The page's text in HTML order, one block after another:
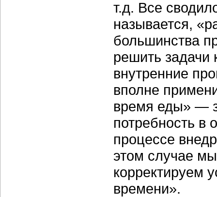
т.д. Все
называется,
большинства
решить задачи
внутренние
вполне
время еды» —
потребность в
процессе
этом случае
корректируем
времени».